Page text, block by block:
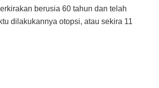
berusia 60 tahun dan telah
dilakukannya otopsi, atau sekira 11